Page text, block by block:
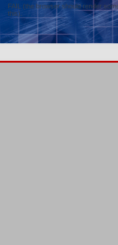
FAIL (the browser should render
this).